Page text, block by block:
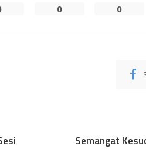
0
0
Semangat